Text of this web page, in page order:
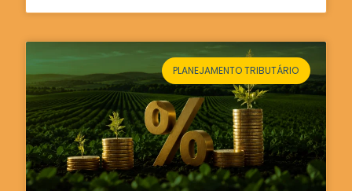
PLANEJAMENTO TRIBUTÁRIO